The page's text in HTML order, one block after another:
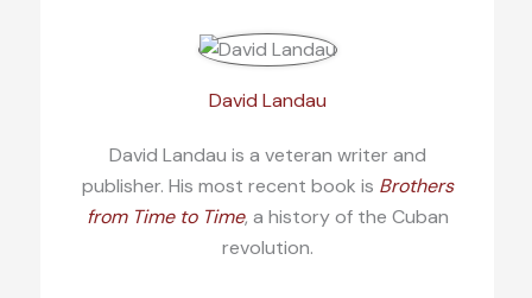
David Landau
David Landau is a veteran writer and
publisher. His most recent book is Brothers
from Time to Time, a history of the Cuban
revolution.